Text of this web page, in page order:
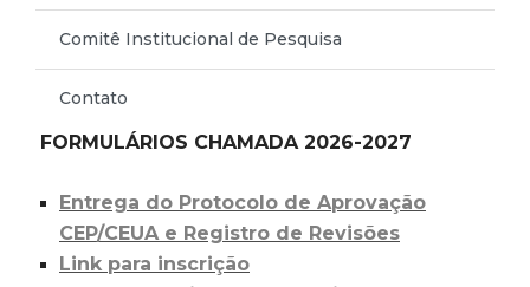
Comitê Institucional de Pesquisa
Contato
FORMULÁRIOS CHAMADA 2026-2027
Entrega do Protocolo de Aprovação
CEP/CEUA e Registro de Revisões
Link para inscrição